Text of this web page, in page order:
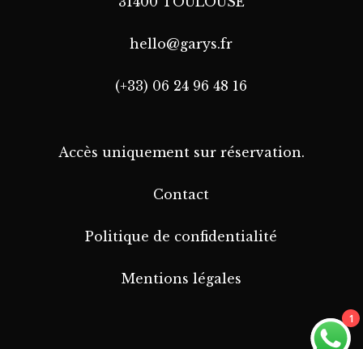
hello@garys.fr
(+33) 06 24 96 48 16
Accès uniquement sur réservation.
Contact
Politique de confidentialité
Mentions légales
1